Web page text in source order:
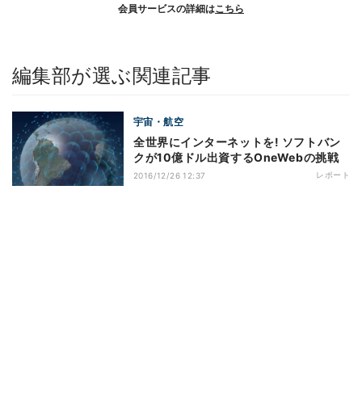
会員サービスの詳細はこちら
編集部が選ぶ関連記事
宇宙・航空
全世界にインターネットを! ソフトバン
クが10億ドル出資するOneWebの挑戦
2016/12/26 12:37 レポート